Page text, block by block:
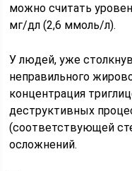
можно считать
мг/дл (2,6 ммоль/л).
У людей, уже
неправильного
концентрация
деструктивных
(соответствующей
осложнений.